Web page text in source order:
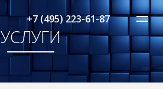
+7 (495) 223-61-87
УСЛУГИ